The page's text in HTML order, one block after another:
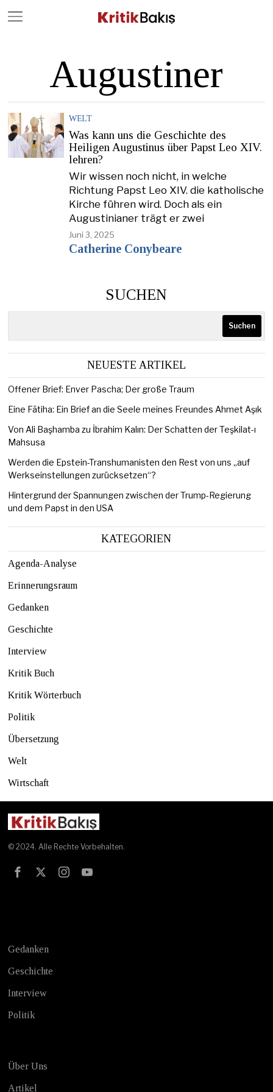
Augustiner
WELT
Was kann uns die Geschichte des
Heiligen Augustinus über Papst Leo XIV.
lehren?
Wir wissen noch nicht, in welche
Richtung Papst Leo XIV. die katholische
Kirche führen wird. Doch als ein
Augustinianer trägt er zwei
Juni 3, 2025
Catherine Conybeare
SUCHEN
Suchen
NEUESTE ARTIKEL
Offener Brief: Enver Pascha; Der große Traum
Eine Fātiha: Ein Brief an die Seele meines Freundes Ahmet Aşık
Von Ali Başhamba zu İbrahim Kalın: Der Schatten der Teşkilat-ı
Mahsusa
Werden die Epstein-Transhumanisten den Rest von uns „auf
Werkseinstellungen zurücksetzen“?
Hintergrund der Spannungen zwischen der Trump-Regierung
und dem Papst in den USA
KATEGORIEN
Agenda-Analyse
Erinnerungsraum
Gedanken
Geschichte
Interview
Kritik Buch
Kritik Wörterbuch
Politik
Übersetzung
Welt
Wirtschaft
© 2024. Alle Rechte Vorbehalten.
Gedanken
Geschichte
Interview
Politik
Über Uns
Artikel